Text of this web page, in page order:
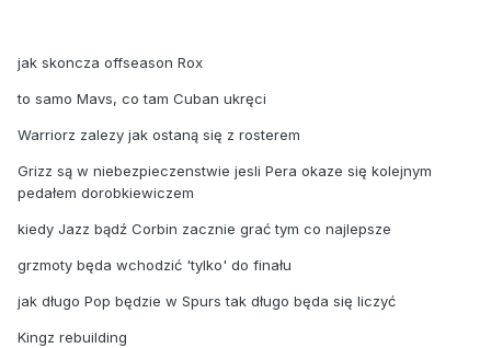
jak skoncza offseason Rox
to samo Mavs, co tam Cuban ukręci
Warriorz zalezy jak ostaną się z rosterem
Grizz są w niebezpieczenstwie jesli Pera okaze się kolejnym
pedałem dorobkiewiczem
kiedy Jazz bądź Corbin zacznie grać tym co najlepsze
grzmoty będa wchodzić 'tylko' do finału
jak długo Pop będzie w Spurs tak długo będa się liczyć
Kingz rebuilding